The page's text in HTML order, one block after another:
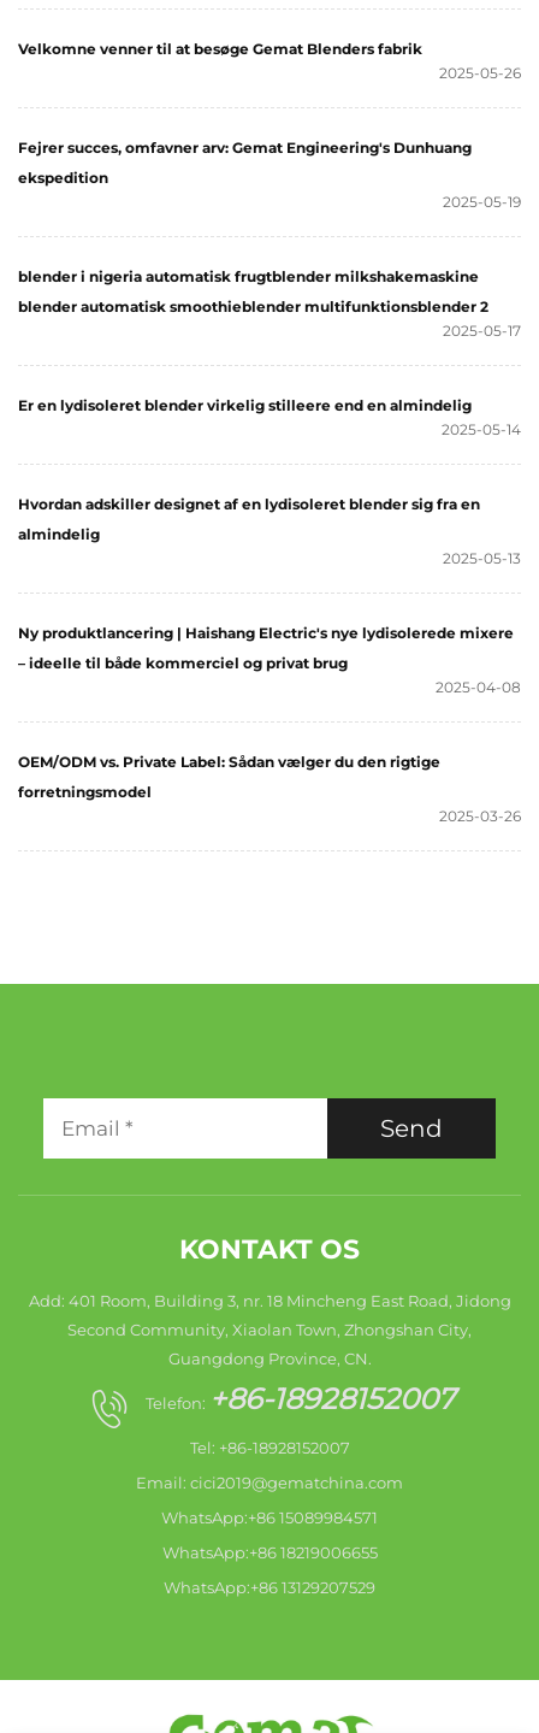
Velkomne venner til at besøge Gemat Blenders fabrik
2025-05-26
Fejrer succes, omfavner arv: Gemat Engineering's Dunhuang
ekspedition
2025-05-19
blender i nigeria automatisk frugtblender milkshakemaskine
blender automatisk smoothieblender multifunktionsblender 2
2025-05-17
Er en lydisoleret blender virkelig stilleere end en almindelig
2025-05-14
Hvordan adskiller designet af en lydisoleret blender sig fra en
almindelig
2025-05-13
Ny produktlancering | Haishang Electric's nye lydisolerede mixere
– ideelle til både kommerciel og privat brug
2025-04-08
OEM/ODM vs. Private Label: Sådan vælger du den rigtige
forretningsmodel
2025-03-26
Send
KONTAKT OS
Add: 401 Room, Building 3, nr. 18 Mincheng East Road, Jidong
Second Community, Xiaolan Town, Zhongshan City,
Guangdong Province, CN.
Telefon: +86-18928152007
Tel: +86-18928152007
Email: cici2019@gematchina.com
WhatsApp:+86 15089984571
WhatsApp:+86 18219006655
WhatsApp:+86 13129207529